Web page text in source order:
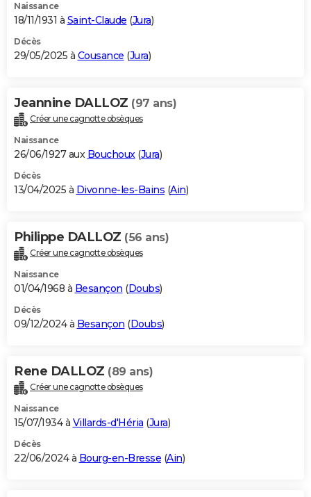
Naissance
18/11/1931 à Saint-Claude (Jura)
Décès
29/05/2025 à Cousance (Jura)
Jeannine DALLOZ (97 ans)
Créer une cagnotte obsèques
Naissance
26/06/1927 aux Bouchoux(Jura)
Décès
13/04/2025 à Divonne-les-Bains (Ain)
Philippe DALLOZ (56 ans)
Créer une cagnotte obsèques
Naissance
01/04/1968 à Besançon (Doubs)
Décès
09/12/2024 à Besançon (Doubs)
Rene DALLOZ (89 ans)
Créer une cagnotte obsèques
Naissance
15/07/1934 à Villards-d'Héria (Jura)
Décès
22/06/2024 à Bourg-en-Bresse (Ain)